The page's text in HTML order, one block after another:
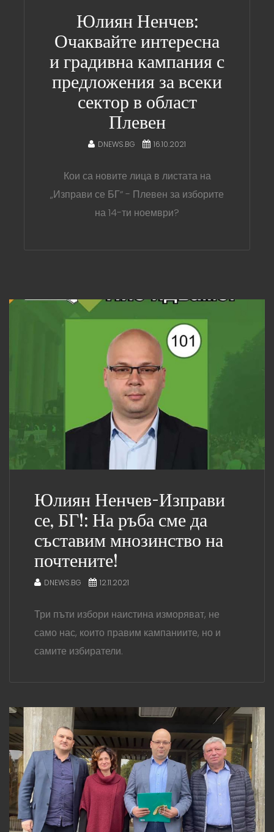
Юлиян Ненчев:
Очаквайте интересна
и градивна кампания с
предложения за всеки
сектор в област
Плевен
DNEWS.BG 16.10.2021
Кои са новите лица в листата на
„Изправи се БГ“ - Плевен за изборите
на 14-ти ноември?
Юлиян Ненчев-Изправи
се, БГ!: На ръба сме да
съставим мнозинство на
почтените!
DNEWS.BG 12.11.2021
Три пъти избори наистина изморяват, не
само нас, които правим кампаниите, но и
самите избиратели.